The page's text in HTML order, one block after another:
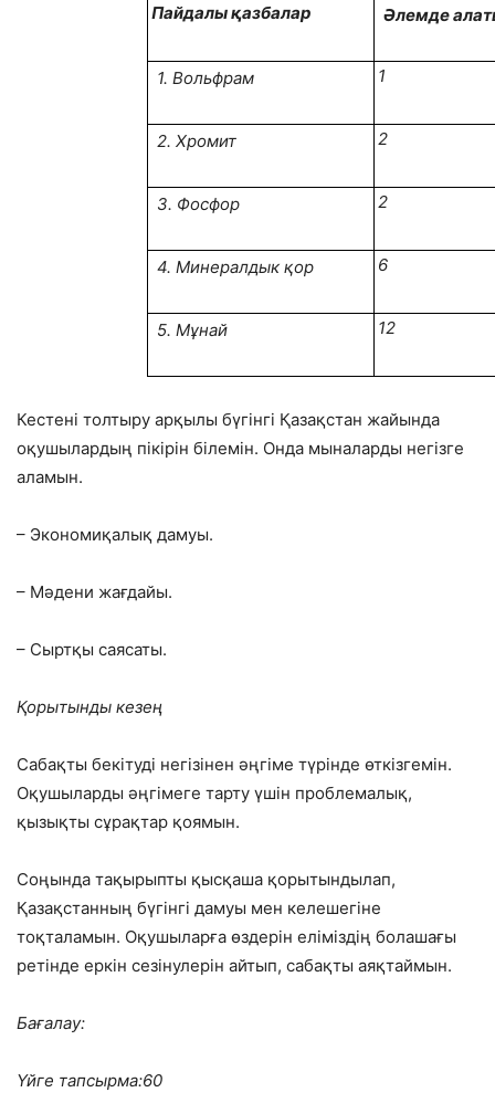
Пайдалы қазбалар Әлемде
1. Вольфрам 1
2. Хромит 2
3. Фосфор 2
4. Минералдык қор 6
5. Мұнай 12
Кестені толтыру арқылы бүгінгі Қазақстан жайында
оқушылардың пікірін білемін. Онда мыналарды негізге
аламын.
– Экономиқалық дамуы.
– Мәдени жағдайы.
– Сыртқы саясаты.
Қорытынды кезең
Сабақты бекітуді негізінен әңгіме түрінде өткізгемін.
Оқушыларды әңгімеге тарту үшін проблемалық,
қызықты сұрақтар қоямын.
Соңында тақырыпты қысқаша қорытындылап,
Қазақстанның бүгінгі дамуы мен келешегіне
тоқталамын. Оқушыларға өздерін еліміздің болашағы
ретінде еркін сезінулерін айтып, сабақты аяқтаймын.
Бағалау:
Үйге тапсырма:60